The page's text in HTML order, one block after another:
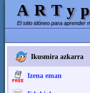
El sitio idóneo para aprender
Ikusmira azkarra
Izena eman